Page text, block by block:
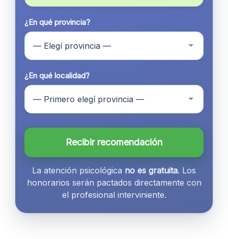
¿En qué provincia?
¿En qué localidad?
Recibir recomendación
La atención psicológica no es gratuita. Los
honorarios serán pactados directamente con
el profesional interviniente.